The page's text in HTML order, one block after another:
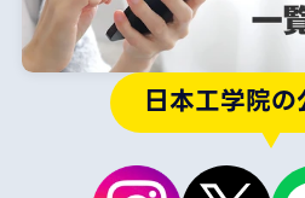
日本工学院